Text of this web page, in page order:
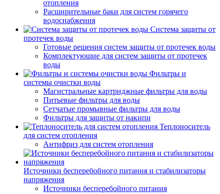
отопления
Расширительные баки для систем горячего
водоснабжения
Система защиты от
протечек воды
Готовые решения систем защиты от протечек воды
Комплектующие для систем защиты от протечек
воды
Фильтры и
системы очистки воды
Магистральные картриджные фильтры для воды
Питьевые фильтры для воды
Сетчатые промывные фильтры для воды
Фильтры для защиты от накипи
Теплоноситель
для систем отопления
Антифриз для систем отопления
Источники бесперебойного питания и стабилизаторы
напряжения
Источники бесперебойного питания